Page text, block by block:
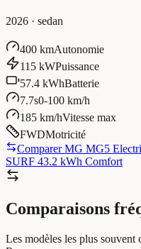
2026 · sedan
400 kmAutonomie
115 kWPuissance
57.4 kWhBatterie
7.7s0-100 km/h
185 km/hVitesse max
FWDMotricité
Comparer MG MG5
SURF 43.2 kWh Comfort
Comparaisons
Les modèles les plus